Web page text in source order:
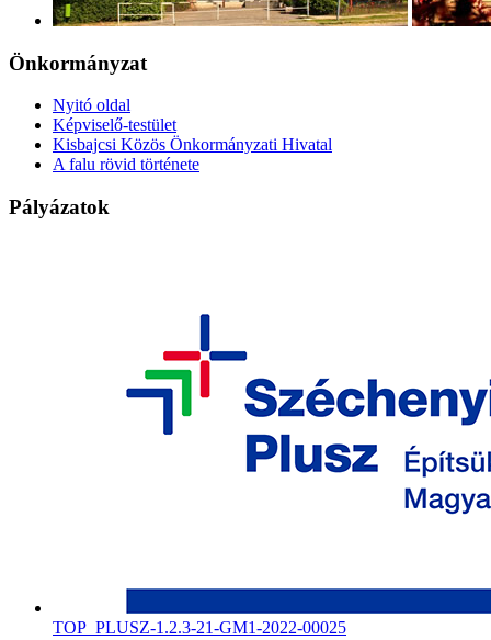
Önkormányzat
Nyitó oldal
Képviselő-testület
Kisbajcsi Közös Önkormányzati Hivatal
A falu rövid története
Pályázatok
TOP_PLUSZ-1.2.3-21-GM1-2022-00025